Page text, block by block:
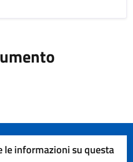
le informazioni su questa